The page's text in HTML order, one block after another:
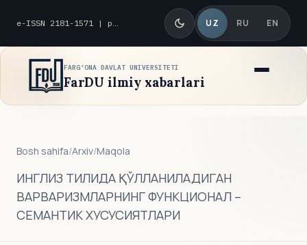
e-ISSN 2181-1571 | p-ISSN 2010-8419 UZ RU EN
FARG'ONA DAVLAT UNIVERSITETI
FarDU ilmiy xabarlari
Bosh sahifa/Arxiv/Maqola
ИНГЛИЗ ТИЛИДА ҚЎЛЛАНИЛАДИГАН
ВАРВАРИЗМЛАРНИНГ ФУНКЦИОНАЛ –
СЕМАНТИК ХУСУСИЯТЛАРИ